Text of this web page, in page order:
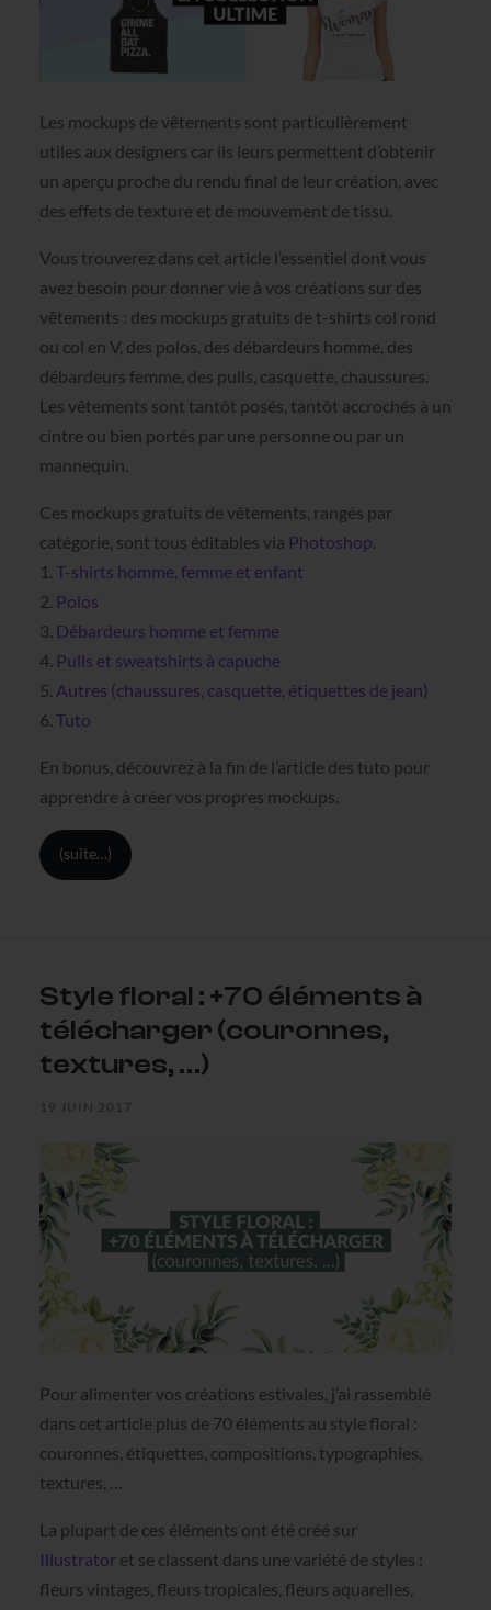
Les mockups de vêtements sont particulièrement
utiles aux designers car ils leurs permettent d’obtenir
un aperçu proche du rendu final de leur création, avec
des effets de texture et de mouvement de tissu.
Vous trouverez dans cet article l’essentiel dont vous
avez besoin pour donner vie à vos créations sur des
vêtements : des mockups gratuits de t-shirts col rond
ou col en V, des polos, des débardeurs homme, des
débardeurs femme, des pulls, casquette, chaussures.
Les vêtements sont tantôt posés, tantôt accrochés à un
cintre ou bien portés par une personne ou par un
mannequin.
Ces mockups gratuits de vêtements, rangés par
catégorie, sont tous éditables via Photoshop.
1. T-shirts homme, femme et enfant
2. Polos
3. Débardeurs homme et femme
4. Pulls et sweatshirts à capuche
5. Autres (chaussures, casquette, étiquettes de jean)
6. Tuto
En bonus, découvrez à la fin de l’article des tuto pour
apprendre à créer vos propres mockups.
(suite…)
Style floral : +70 éléments à
télécharger (couronnes,
textures, …)
19 JUIN 2017
Pour alimenter vos créations estivales, j’ai rassemblé
dans cet article plus de 70 éléments au style floral :
couronnes, étiquettes, compositions, typographies,
textures, …
La plupart de ces éléments ont été créé sur
Illustratoret se classent dans une variété de styles :
fleurs vintages, fleurs tropicales, fleurs aquarelles,